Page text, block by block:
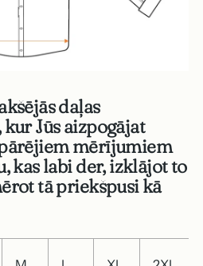
daļas
Jūs aizpogājat
mērījumiem
kas labi der, izklājot to
tā priekšpusi kā